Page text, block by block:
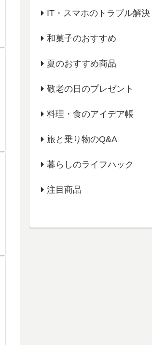
IT・スマホのトラブル解決
和菓子のおすすめ
夏のおすすめ商品
敬老の日のプレゼント
料理・食のアイデア帳
旅と乗り物のQ&A
暮らしのライフハック
注目商品